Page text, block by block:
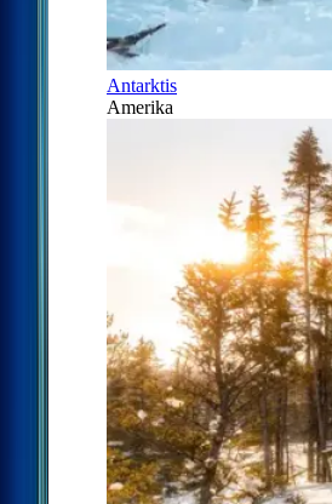
Antarktis
Amerika